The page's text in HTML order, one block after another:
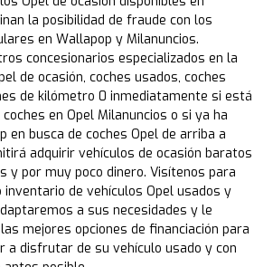
la posibilidad de fraude con los
en Wallapop y Milanuncios.
concesionarios especializados en la
de ocasión, coches usados, coches
de kilómetro 0 inmediatamente si está
en Opel Milanuncios o si ya ha
en busca de coches Opel de arriba a
adquirir vehículos de ocasión baratos
y por muy poco dinero. Visítenos para
de vehículos Opel usados y
a sus necesidades y le
mejores opciones de financiación para
a disfrutar de su vehículo usado y con